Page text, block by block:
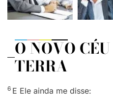
O NOVO
TERRA
6 E Ele ainda me disse: